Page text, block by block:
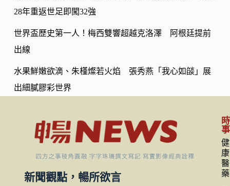
28年重返世足即闖32強
世界盃歷史第一人！梅西雙響超越克洛澤 阿根廷提前
出線
水果鮮嫩欲滴、朱槿燦若火焰 張秀燕「我心如燄」展
出細膩膠彩世界
新聞觀點，暢所欲言
時
事
健
康
醫
藥